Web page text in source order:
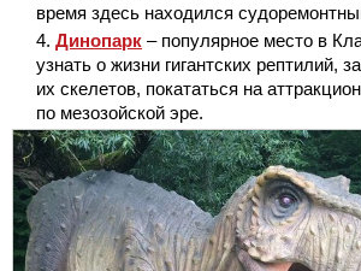
время здесь находился
Динопарк – популярное место в
узнать о жизни гигантских рептилий,
их скелетов, покататься на
по мезозойской эре.